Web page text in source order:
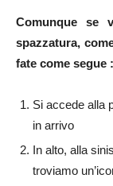
Comunque se
spazzatura,
fate come segue :
Si accede alla
in arrivo
In alto, alla
troviamo